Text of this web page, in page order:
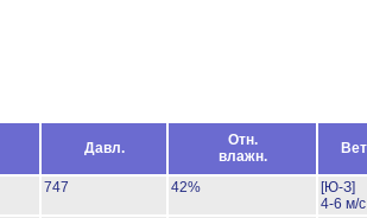
Давл.
Отн.
влажн.
747 42%
[Ю-З]
4-6 м/с